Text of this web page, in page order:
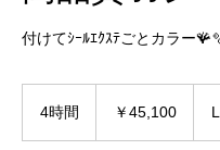
付けてｼｰﾙｴｸｽﾃごとカラー
4時間 ￥45,100